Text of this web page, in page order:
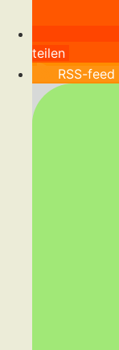
teilen
RSS-feed